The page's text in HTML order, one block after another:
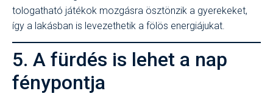
tologatható játékok mozgásra ösztönzik a gyerekeket,
így a lakásban is levezethetik a fölös energiájukat.
5. A fürdés is lehet a nap
fénypontja